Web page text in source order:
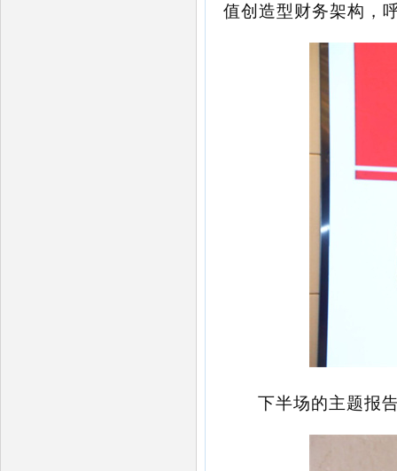
值创造型财务架构，
下半场的主题报